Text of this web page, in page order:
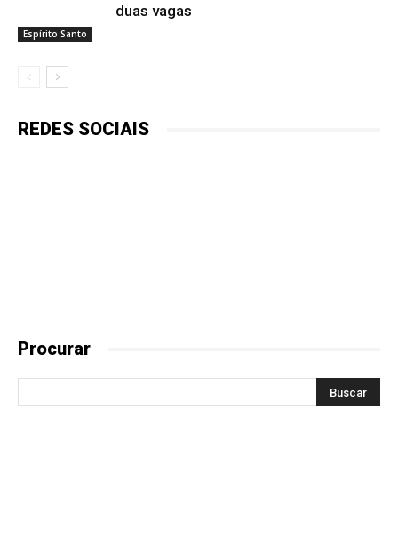
Espírito Santo
duas vagas
REDES SOCIAIS
Procurar